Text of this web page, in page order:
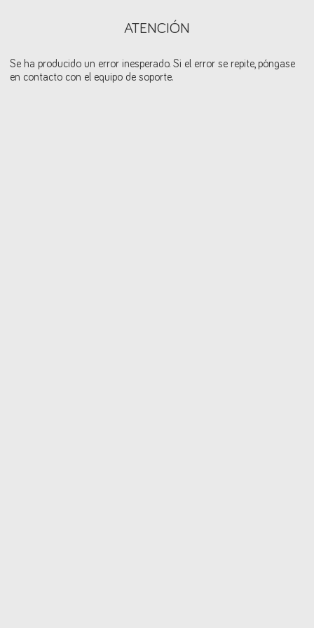
ATENCIÓN
Se ha producido un error inesperado. Si el error se repite, póngase
en contacto con el equipo de soporte.